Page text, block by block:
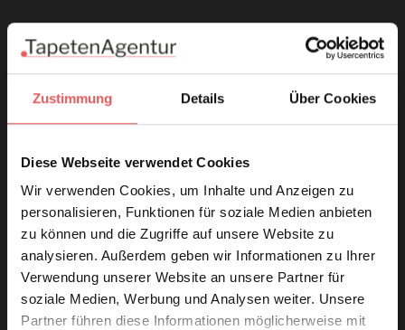
Zustimmung Details Über Cookies
Diese Webseite verwendet Cookies
Wir verwenden Cookies, um Inhalte und Anzeigen zu
personalisieren, Funktionen für soziale Medien anbieten
zu können und die Zugriffe auf unsere Website zu
analysieren. Außerdem geben wir Informationen zu Ihrer
Verwendung unserer Website an unsere Partner für
soziale Medien, Werbung und Analysen weiter. Unsere
Partner führen diese Informationen möglicherweise mit